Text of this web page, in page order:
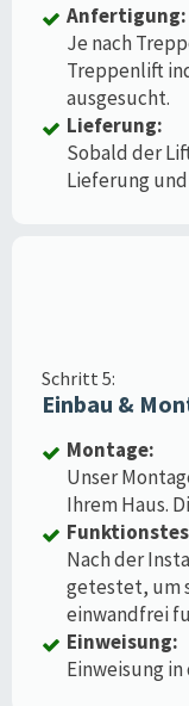
Anfertigung:
Je nach
Treppenlift
ausgesucht.
Lieferung:
Sobald der
Lieferung
Schritt 5:
Einbau &
Montage:
Unser
Ihrem Haus.
Nach der
getestet, um
einwandfrei
Einweisung:
Einweisung